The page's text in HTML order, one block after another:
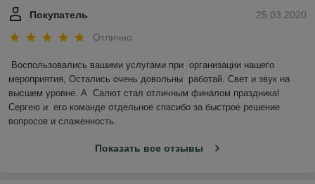
25.03.2020
Покупатель
Отлично
Воспользовались вашими услугами при  организации нашего
мероприятия, Остались очень довольны  работай. Свет и звук на
высшем уровне. А  Салют стал отличным финалом праздника!
Сергею и  его команде отдельное спасибо за быстрое решение
вопросов и слаженность.
Показать все отзывы